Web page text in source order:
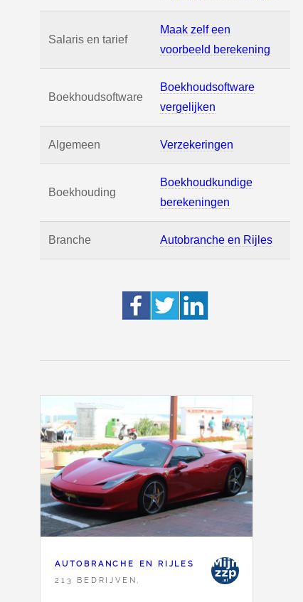
Salaris en tarief
Maak zelf een
voorbeeld berekening
Boekhoudsoftware
Boekhoudsoftware
vergelijken
Algemeen Verzekeringen
Boekhouding
Boekhoudkundige
berekeningen
Branche Autobranche en Rijles
AUTOBRANCHE EN RIJLES
213 BEDRIJVEN,